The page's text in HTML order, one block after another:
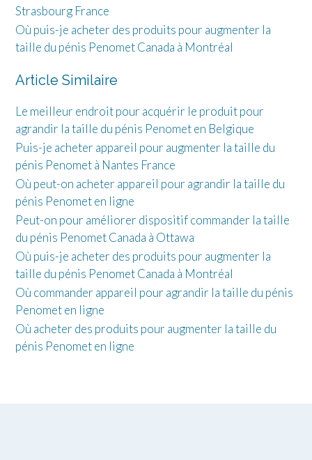
Strasbourg France
Où puis-je acheter des produits pour augmenter la
taille du pénis Penomet Canada à Montréal
Article Similaire
Le meilleur endroit pour acquérir le produit pour
agrandir la taille du pénis Penomet en Belgique
Puis-je acheter appareil pour augmenter la taille du
pénis Penomet à Nantes France
Où peut-on acheter appareil pour agrandir la taille du
pénis Penomet en ligne
Peut-on pour améliorer dispositif commander la taille
du pénis Penomet Canada à Ottawa
Où puis-je acheter des produits pour augmenter la
taille du pénis Penomet Canada à Montréal
Où commander appareil pour agrandir la taille du pénis
Penomet en ligne
Où acheter des produits pour augmenter la taille du
pénis Penomet en ligne